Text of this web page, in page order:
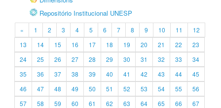
Repositório Institucional UNESP
« 1 2 3 4 5 6 7 8 9 10 11
12
13
14 15 16 17 18 19 20 21 22
23
24
25 26 27 28 29 30 31 32 33
34
35
36 37 38 39 40 41 42 43 44
45
46
47 48 49 50 51 52 53 54 55
56
57
58 59 60 61 62 63 64 65 66
67